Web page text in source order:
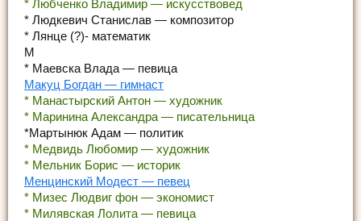
* Любченко Владимир — искусствовед
* Людкевич Станислав — композитор
* Лянце (?)- математик
М
* Маевска Влада — певица
Макуц Богдан — гимнаст
* Манастырский Антон — художник
* Маринина Александра — писательница
*Мартынюк Адам — политик
* Медвидь Любомир — художник
* Мельник Борис — историк
Менцинский Модест — певец
* Мизес Людвиг фон — экономист
* Милявская Лолита — певица